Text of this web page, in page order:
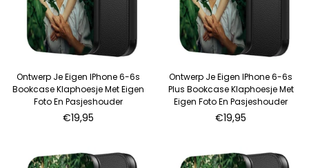
Ontwerp Je Eigen IPhone 6-6s
Bookcase Klaphoesje Met Eigen
Foto En Pasjeshouder
Normale
€19,95
Ontwerp Je Eigen IPhone 6-6s
Plus Bookcase Klaphoesje Met
Eigen Foto En Pasjeshouder
Normale
€19,95